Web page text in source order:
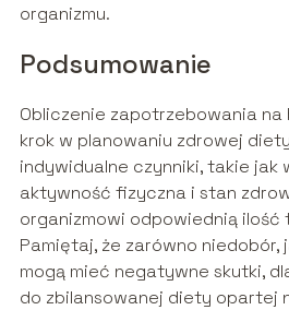
organizmu.
Podsumowanie
Obliczenie zapotrzebowania na
krok w planowaniu zdrowej
indywidualne czynniki, takie jak
aktywność fizyczna i stan
organizmowi odpowiednią ilość
Pamiętaj, że zarówno niedobór,
mogą mieć negatywne skutki,
do zbilansowanej diety opartej